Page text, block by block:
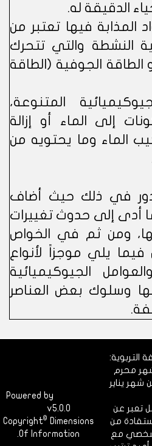
الدقيقة له.
المذابة فيها تعتبر من
النشطة والتي تتحرك
الطاقة الجوفية (الطاقة
المتنوعة،
إلى الماء أو إزالة
الماء وما يحتويه من
دور في ذلك حيث أضاف
أدى إلى حدوث تغييرات
ومن ثم في الخواص
فيما يلي موجزاً لأنواع
الجيوكيميائية
وسلوك بعض العناصر
التربوية:
محرم
شهر يناير
تعبر عن
من
مع
Powered by
v5.0.0
Copyright©
Dimensions
Of Information.